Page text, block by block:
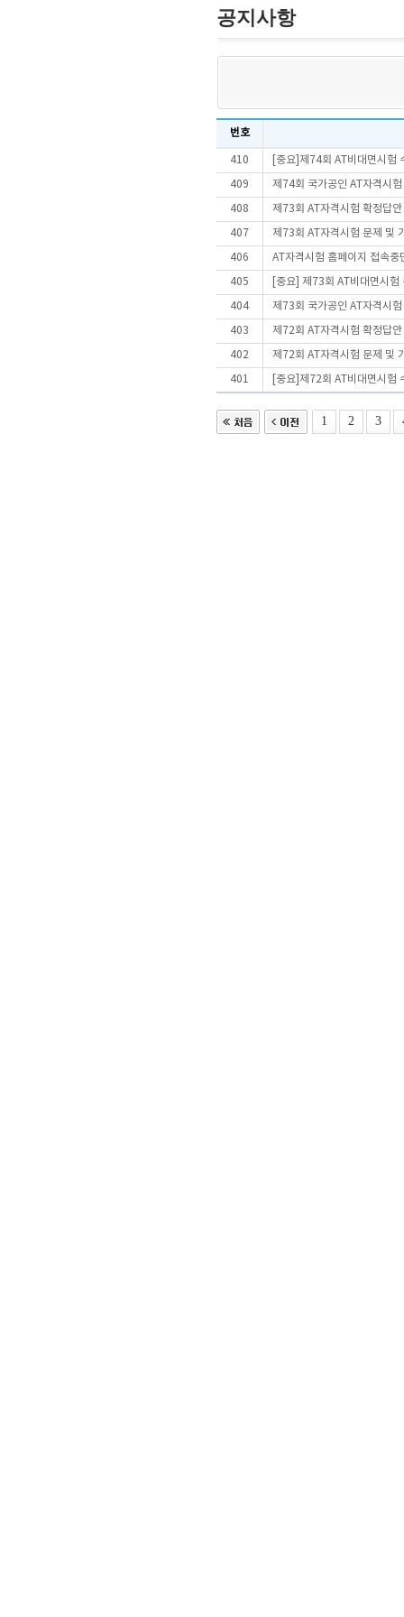
공지사항
번호
410 [중요]제74회 AT비대면시험
409 제74회 국가공인 AT자격시
408 제73회 AT자격시험 확정답
407 제73회 AT자격시험 문제 및
406 AT자격시험 홈페이지 접속중
405 [중요] 제73회 AT비대면시험
404 제73회 국가공인 AT자격시
403 제72회 AT자격시험 확정답
402 제72회 AT자격시험 문제 및
401 [중요]제72회 AT비대면시험
1 2 3